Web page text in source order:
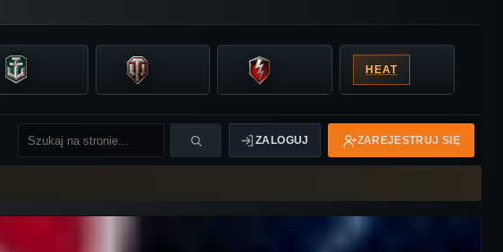
HEAT
ZALOGUJ ZAREJESTRUJ SIĘ